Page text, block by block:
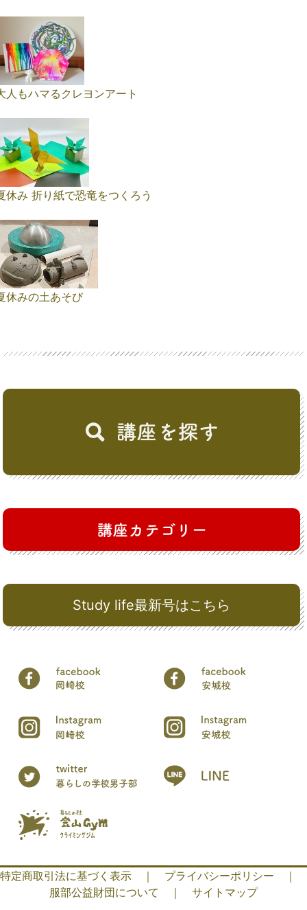
Study life最新号はこちら
人もハマるクレヨンアート
休み 折り紙で恐竜をつくろう
休みの土あそび
特定商取引法に基づく表示 ｜ プライバシーポリシー
｜
服部公益財団について
｜ サイトマップ